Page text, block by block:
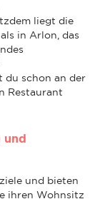
liegt die
in Arlon, das
du schon an der
Restaurant
und
und bieten
ihren Wohnsitz